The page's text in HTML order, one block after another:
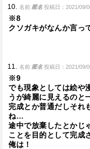
10. 名前:匿名 投稿日：2021/09/
※8
クソガキがなんか言っ
11. 名前:匿名 投稿日：2021/09/
※9
でも現象としては絵や
うが綺麗に見えるのと
完成とか普通だしそれ
ね…
途中で放棄したとかじ
ことを目的として完成
俺は！